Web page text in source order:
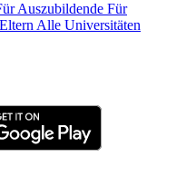
Auszubildende Für
Alle Universitäten